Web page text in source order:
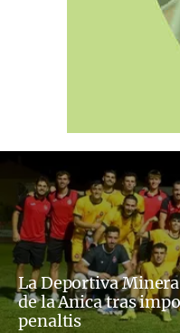
La Deportiva
de la Anica tras
penaltis